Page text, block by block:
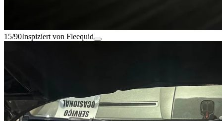
15/90Inspiziert von Fleequid